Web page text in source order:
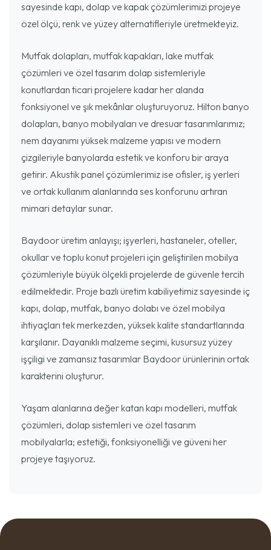
sayesinde kapı, dolap ve kapak çözümlerimizi projeye
özel ölçü, renk ve yüzey alternatifleriyle üretmekteyiz.
Mutfak dolapları, mutfak kapakları, lake mutfak
çözümleri ve özel tasarım dolap sistemleriyle
konutlardan ticari projelere kadar her alanda
fonksiyonel ve şık mekânlar oluşturuyoruz. Hilton banyo
dolapları, banyo mobilyaları ve dresuar tasarımlarımız;
nem dayanımı yüksek malzeme yapısı ve modern
çizgileriyle banyolarda estetik ve konforu bir araya
getirir. Akustik panel çözümlerimiz ise ofisler, iş yerleri
ve ortak kullanım alanlarında ses konforunu artıran
mimari detaylar sunar.
Baydoor üretim anlayışı; işyerleri, hastaneler, oteller,
okullar ve toplu konut projeleri için geliştirilen mobilya
çözümleriyle büyük ölçekli projelerde de güvenle tercih
edilmektedir. Proje bazlı üretim kabiliyetimiz sayesinde iç
kapı, dolap, mutfak, banyo dolabı ve özel mobilya
ihtiyaçları tek merkezden, yüksek kalite standartlarında
karşılanır. Dayanıklı malzeme seçimi, kusursuz yüzey
işçiligi ve zamansız tasarımlar Baydoor ürünlerinin ortak
karakterini oluşturur.
Yaşam alanlarına değer katan kapı modelleri, mutfak
çözümleri, dolap sistemleri ve özel tasarım
mobilyalarla; estetiği, fonksiyonelliği ve güveni her
projeye taşıyoruz.